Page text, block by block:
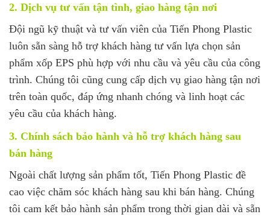
2. Dịch vụ tư vấn tận tình, giao hàng tận nơi
Đội ngũ kỹ thuật và tư vấn viên của Tiến Phong Plastic
luôn sẵn sàng hỗ trợ khách hàng tư vấn lựa chọn sản
phẩm xốp EPS phù hợp với nhu cầu và yêu cầu của công
trình. Chúng tôi cũng cung cấp dịch vụ giao hàng tận nơi
trên toàn quốc, đáp ứng nhanh chóng và linh hoạt các
yêu cầu của khách hàng.
3. Chính sách bảo hành và hỗ trợ khách hàng sau
bán hàng
Ngoài chất lượng sản phẩm tốt, Tiến Phong Plastic đề
cao việc chăm sóc khách hàng sau khi bán hàng. Chúng
tôi cam kết bảo hành sản phẩm trong thời gian dài và sẵn